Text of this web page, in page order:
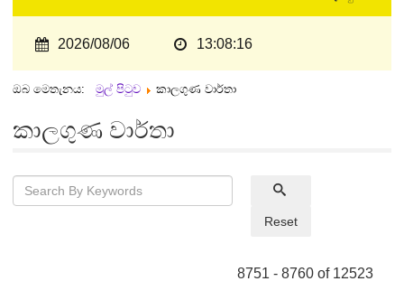
2026/08/06 13:08:16
ඔබ මෙතැනය: මුල් පිටුව කාලගුණ වාර්තා
කාලගුණ වාර්තා
Reset
8751 - 8760 of 12523